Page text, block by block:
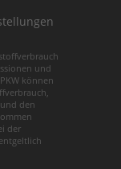
und
können
den
der